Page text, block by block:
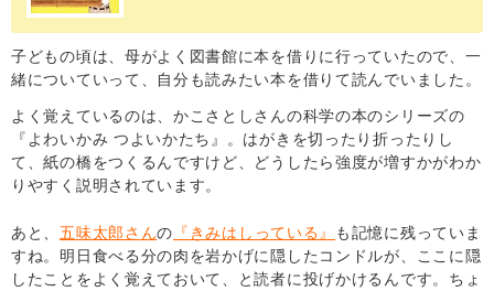
子どもの頃は、母がよく図書館に本を借りに行っていたので、一
緒についていって、自分も読みたい本を借りて読んでいました。
よく覚えているのは、かこさとしさんの科学の本のシリーズの
『よわいかみ つよいかたち』。はがきを切ったり折ったりし
て、紙の橋をつくるんですけど、どうしたら強度が増すかがわか
りやすく説明されています。
あと、五味太郎さんの 『きみはしっている』
も記憶に残っていま
すね。明日食べる分の肉を岩かげに隠したコンドルが、ここに隠
したことをよく覚えておいて、と読者に投げかけるんです。ちょ